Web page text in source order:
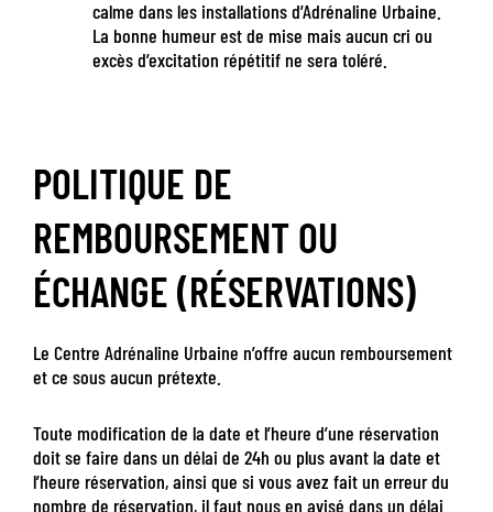
calme dans les installations d’Adrénaline Urbaine.
La bonne humeur est de mise mais aucun cri ou
excès d’excitation répétitif ne sera toléré.
POLITIQUE DE
REMBOURSEMENT OU
ÉCHANGE (RÉSERVATIONS)
Le Centre Adrénaline Urbaine n’offre aucun remboursement
et ce sous aucun prétexte.
Toute modification de la date et l’heure d’une réservation
doit se faire dans un délai de 24h ou plus avant la date et
l’heure réservation, ainsi que si vous avez fait un erreur du
nombre de réservation, il faut nous en avisé dans un délai